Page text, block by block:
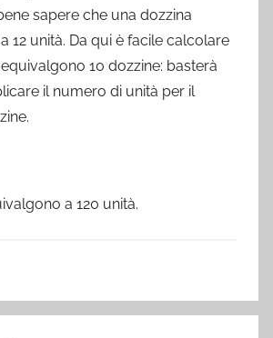
sapere che una dozzina
12 unità. Da qui è facile calcolare
10 dozzine: basterà
il numero di unità per il
a 120 unità.